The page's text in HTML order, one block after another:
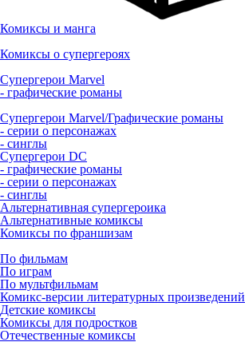
Комиксы и манга
Комиксы о супергероях
Супергерои Marvel
- графические романы
Супергерои Marvel/Графические романы
- серии о персонажах
- синглы
Супергерои DC
- графические романы
- серии о персонажах
- синглы
Альтернативная супергероика
Альтернативные комиксы
Комиксы по франшизам
По фильмам
По играм
По мультфильмам
Комикс-версии литературных произведений
Детские комиксы
Комиксы для подростков
Отечественные комиксы